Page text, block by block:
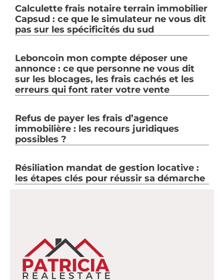
Calculette frais notaire terrain immobilier
Capsud : ce que le simulateur ne vous dit
pas sur les spécificités du sud
Leboncoin mon compte déposer une
annonce : ce que personne ne vous dit
sur les blocages, les frais cachés et les
erreurs qui font rater votre vente
Refus de payer les frais d’agence
immobilière : les recours juridiques
possibles ?
Résiliation mandat de gestion locative :
les étapes clés pour réussir sa démarche